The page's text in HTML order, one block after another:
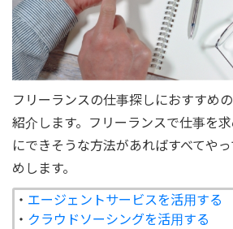
フリーランスの仕事探しにおすすめ
紹介します。フリーランスで仕事を
にできそうな方法があればすべてや
めします。
・ エージェントサービスを活用する
・ クラウドソーシングを活用する